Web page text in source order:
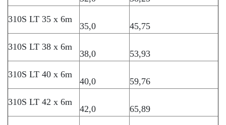
310S LT 35 x 6m
35,0 45,75
310S LT 38 x 6m
38,0 53,93
310S LT 40 x 6m
40,0 59,76
310S LT 42 x 6m
42,0 65,89